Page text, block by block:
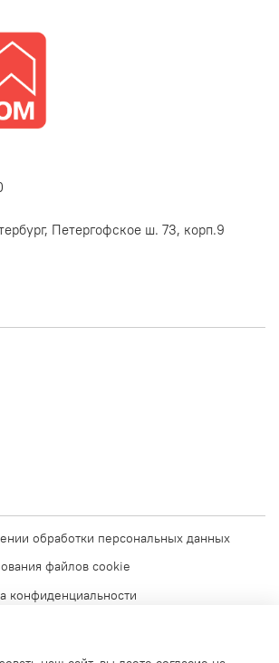
обработки персональных данных
файлов cookie
конфиденциальности
Петергофское ш. 73, корп.9